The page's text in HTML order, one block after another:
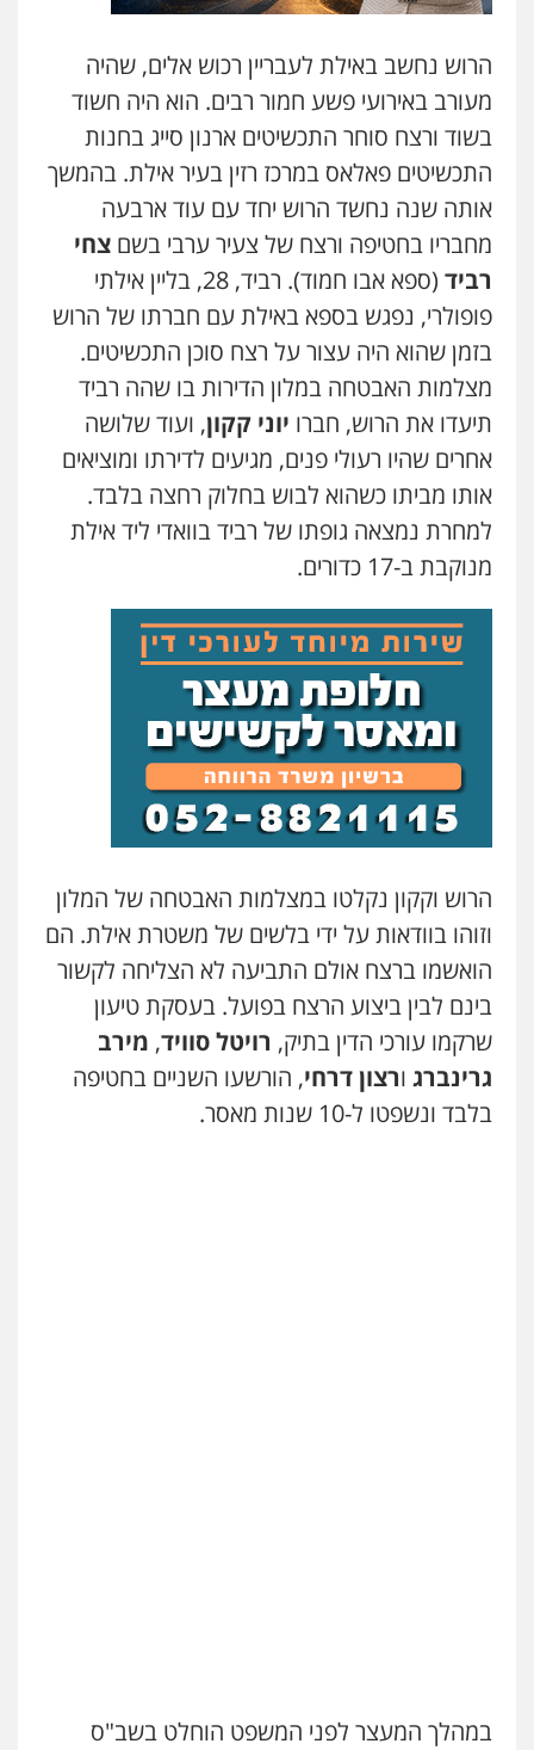
הרוש נחשב באילת לעבריין רכוש אלים, שהיה
מעורב באירועי פשע חמור רבים. הוא היה חשוד
בשוד ורצח סוחר התכשיטים ארנון סייג בחנות
התכשיטים פאלאס במרכז רזין בעיר אילת. בהמשך
אותה שנה נחשד הרוש יחד עם עוד ארבעה
מחבריו בחטיפה ורצח של צעיר ערבי בשם צחי
רביד
(ספא אבו חמוד). רביד, 28, בליין אילתי
פופולרי, נפגש בספא באילת עם חברתו של הרוש
בזמן שהוא היה עצור על רצח סוכן התכשיטים.
מצלמות האבטחה במלון הדירות בו שהה רביד
תיעדו את הרוש, חברו יוני קקון, ועוד שלושה
אחרים שהיו רעולי פנים, מגיעים לדירתו ומוציאים
אותו מביתו כשהוא לבוש בחלוק רחצה בלבד.
למחרת נמצאה גופתו של רביד בוואדי ליד אילת
מנוקבת ב-17 כדורים.
הרוש וקקון נקלטו במצלמות האבטחה של המלון
וזוהו בוודאות על ידי בלשים של משטרת אילת. הם
הואשמו ברצח אולם התביעה לא הצליחה לקשור
בינם לבין ביצוע הרצח בפועל. בעסקת טיעון
שרקמו עורכי הדין בתיק, רויטל סוויד, מירב
גרינברג ורצון דרחי, הורשעו השניים בחטיפה
בלבד ונשפטו ל-10 שנות מאסר.
במהלך המעצר לפני המשפט הוחלט בשב"ס